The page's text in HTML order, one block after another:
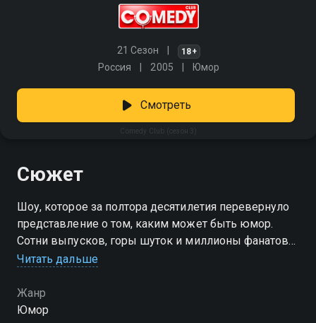
21 Сезон 18+
Россия 2005 Юмор
Comedy Club (сезон 3)
Смотреть
Сюжет
Шоу, которое за полтора десятилетия перевернуло
представление о том, каким может быть юмор.
Сотни выпусков, горы шуток и миллионы фанатов
по всему свету. Comedy Club — это острые темы,
проверенные резиденты, которые умеют
рассмешить даже в пасмурный день. Включай —
Читать дальше
Жанр
Юмор